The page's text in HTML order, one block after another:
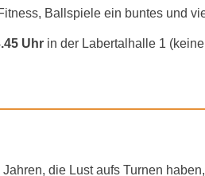
Ballspiele ein buntes und
Uhr in der Labertalhalle 1
die Lust aufs Turnen